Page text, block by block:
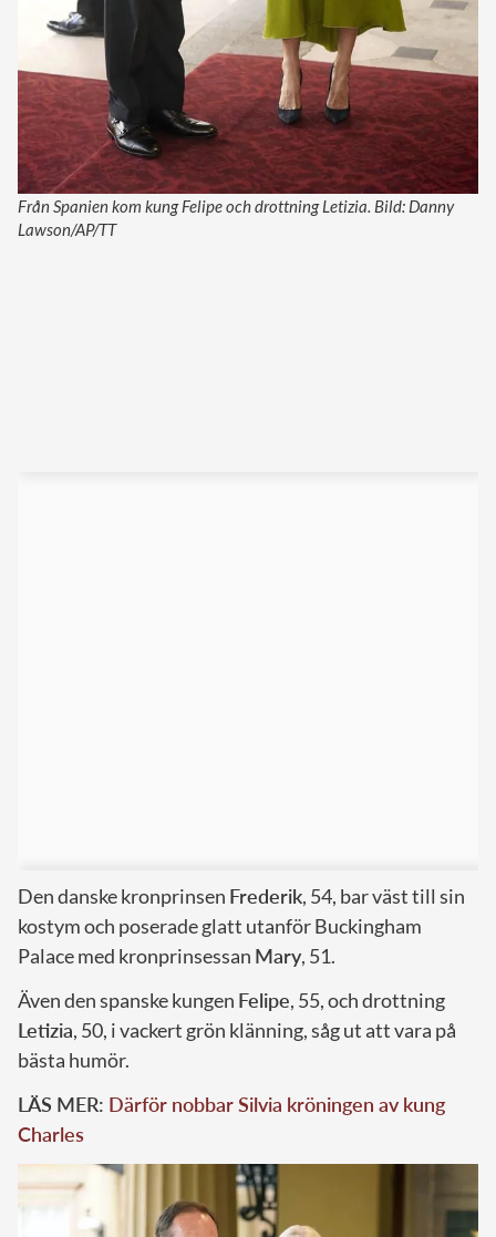
Från Spanien kom kung Felipe och drottning Letizia. Bild: Danny
Lawson/AP/TT
Den danske kronprinsen Frederik, 54, bar väst till sin
kostym och poserade glatt utanför Buckingham
Palace med kronprinsessan Mary, 51.
Även den spanske kungen Felipe, 55, och drottning
Letizia, 50, i vackert grön klänning, såg ut att vara på
bästa humör.
LÄS MER: Därför nobbar Silvia kröningen av kung
Charles